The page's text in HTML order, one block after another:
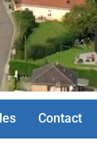
Contact